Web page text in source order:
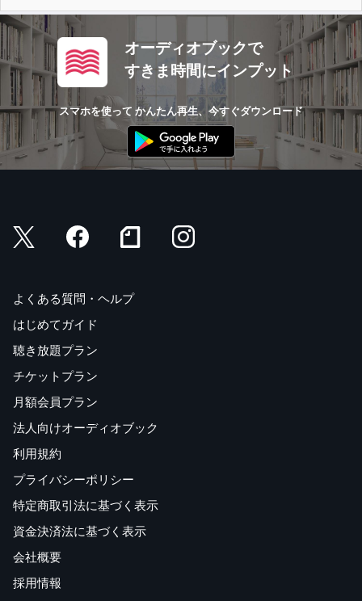
オーディオブックで
すきま時間にインプット
スマホを使って かんたん再生、今すぐダウンロード
よくある質問・ヘルプ
はじめてガイド
聴き放題プラン
チケットプラン
月額会員プラン
法人向けオーディオブック
利用規約
プライバシーポリシー
特定商取引法に基づく表示
資金決済法に基づく表示
会社概要
採用情報